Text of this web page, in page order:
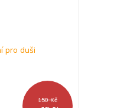
150 Kč